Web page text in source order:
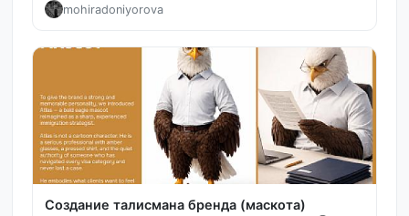
mohiradoniyorova
Создание талисмана бренда (маскота)